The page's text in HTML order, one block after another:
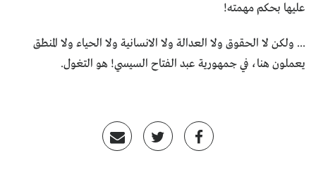
عليها بحكم مهمته!
... ولكن لا الحقوق ولا العدالة ولا الانسانية ولا الحياء ولا المنطق
يعملون هنا، في جمهورية عبد الفتاح السيسي! هو التغول.